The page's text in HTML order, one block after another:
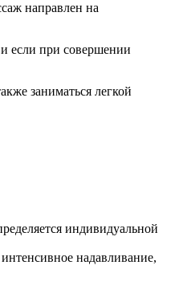
направлен на
и если при совершении
заниматься легкой
индивидуальной
надавливание,